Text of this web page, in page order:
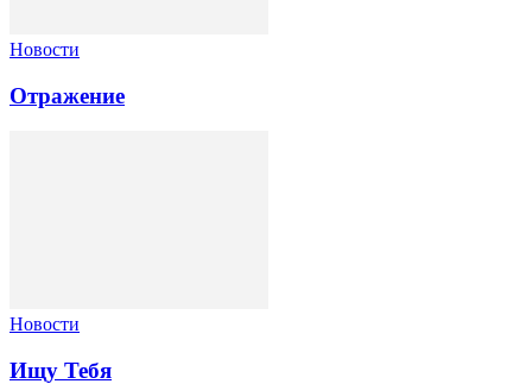
Новости
Отражение
Новости
Ищу Тебя